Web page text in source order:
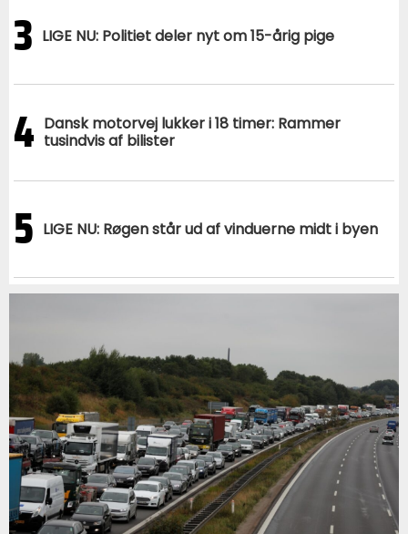
3 LIGE NU: Politiet deler nyt om 15-årig pige
4 Dansk motorvej lukker i 18 timer: Rammer
tusindvis af bilister
5 LIGE NU: Røgen står ud af vinduerne midt i byen